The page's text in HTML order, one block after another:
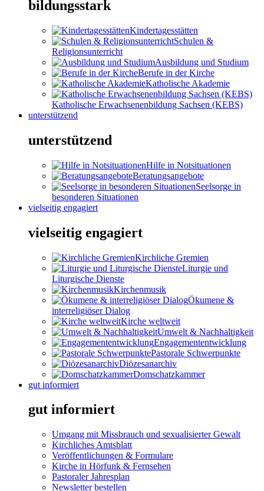
bildungsstark
Kindertagesstätten
Schulen &
Religionsunterricht
Ausbildung und Studium
Berufe in der Kirche
Katholische Akademie
Katholische Erwachsenenbildung Sachsen (KEBS)
unterstützend
unterstützend
Hilfe in Notsituationen
Beratungsangebote
Seelsorge in
besonderen Situationen
vielseitig engagiert
vielseitig engagiert
Kirchliche Gremien
Liturgie und
Liturgische Dienste
Kirchenmusik
Ökumene &
interreligiöser Dialog
Kirche weltweit
Umwelt & Nachhaltigkeit
Engagemententwicklung
Pastorale Schwerpunkte
Diözesanarchiv
Domschatzkammer
gut informiert
gut informiert
Umgang mit Missbrauch und sexualisierter Gewalt
Kirchliches Amtsblatt
Veröffentlichungen & Formulare
Kirche in Hörfunk & Fernsehen
Pastoraler Jahresplan
Newsletter bestellen